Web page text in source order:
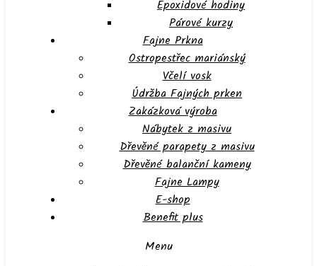
Epoxidové hodiny
Párové kurzy
Fajne Prkna
Ostropestřec mariánský
Včelí vosk
Údržba Fajných prken
Zakázková výroba
Nábytek z masivu
Dřevěné parapety z masivu
Dřevěné balanční kameny
Fajne Lampy
E-shop
Benefit plus
Menu